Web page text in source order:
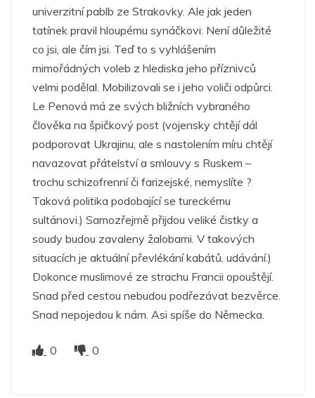
univerzitní pablb ze Strakovky. Ale jak jeden
tatínek pravil hloupému synáčkovi: Není důležité
co jsi, ale čím jsi. Teď to s vyhlášením
mimořádných voleb z hlediska jeho příznivců
velmi podělal. Mobilizovali se i jeho voliči odpůrci.
Le Penová má ze svých bližních vybraného
člověka na špičkový post (vojensky chtějí dál
podporovat Ukrajinu, ale s nastolením míru chtějí
navazovat přátelství a smlouvy s Ruskem –
trochu schizofrenní či farizejské, nemyslíte ?
Taková politika podobající se tureckému
sultánovi.) Samozřejmě přijdou veliké čistky a
soudy budou zavaleny žalobami. V takových
situacích je aktuální převlékání kabátů, udávání.)
Dokonce muslimové ze strachu Francii opouštějí.
Snad před cestou nebudou podřezávat bezvěrce.
Snad nepojedou k nám. Asi spíše do Německa.
0 0